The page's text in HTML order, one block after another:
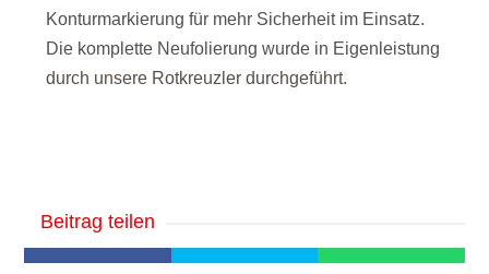
Konturmarkierung für mehr Sicherheit im Einsatz.
Die komplette Neufolierung wurde in Eigenleistung
durch unsere Rotkreuzler durchgeführt.
Beitrag teilen